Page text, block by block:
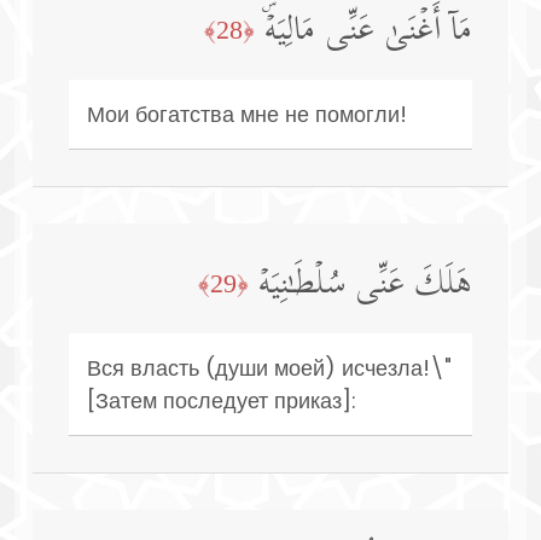
مَاۤ أَغۡنَىٰ عَنِّی مَالِیَهۡۜ ﴿28﴾
Мои богатства мне не помогли!
هَلَكَ عَنِّی سُلۡطَـٰنِیَهۡ ﴿29﴾
Вся власть (души моей) исчезла!\"
[Затем последует приказ]: